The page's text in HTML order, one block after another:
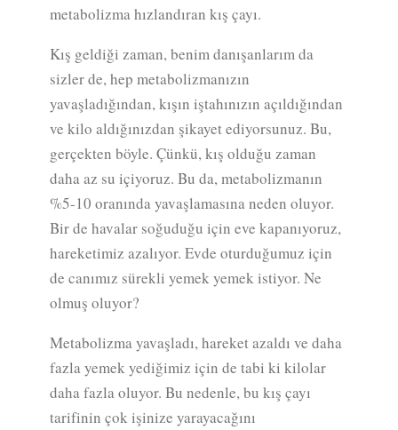
metabolizma hızlandıran kış çayı.
Kış geldiği zaman, benim danışanlarım da
sizler de, hep metabolizmanızın
yavaşladığından, kışın iştahınızın açıldığından
ve kilo aldığınızdan şikayet ediyorsunuz. Bu,
gerçekten böyle. Çünkü, kış olduğu zaman
daha az su içiyoruz. Bu da, metabolizmanın
%5-10 oranında yavaşlamasına neden oluyor.
Bir de havalar soğuduğu için eve kapanıyoruz,
hareketimiz azalıyor. Evde oturduğumuz için
de canımız sürekli yemek yemek istiyor. Ne
olmuş oluyor?
Metabolizma yavaşladı, hareket azaldı ve daha
fazla yemek yediğimiz için de tabi ki kilolar
daha fazla oluyor. Bu nedenle, bu kış çayı
tarifinin çok işinize yarayacağını